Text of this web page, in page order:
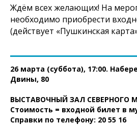
Ждём всех желающих! На
необходимо приобрести
(действует «Пушкинская
26 марта (суббота), 17:00.
Двины, 80
ВЫСТАВОЧНЫЙ ЗАЛ СЕВЕРНОГО
Стоимость = входной билет в
Справки по телефону: 20 55 16